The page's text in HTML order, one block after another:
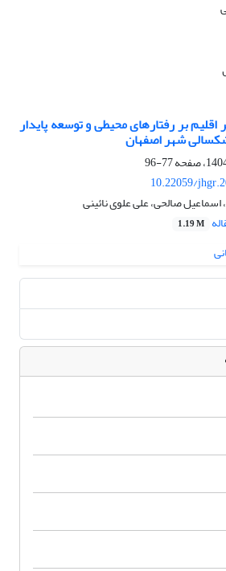
اقلیم بر رفتارهای محیطی و توسعه پایدار
شهر اصفهان
77-96
10.22059/
صالحی، علی علوی نائینی
1.19 M